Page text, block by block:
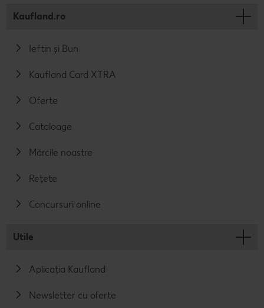
Kaufland.ro
Ieftin și Bun
Kaufland Card XTRA
Oferte
Cataloage
Mărcile noastre
Rețete
Concursuri online
Utile
Aplicația Kaufland
Newsletter cu oferte